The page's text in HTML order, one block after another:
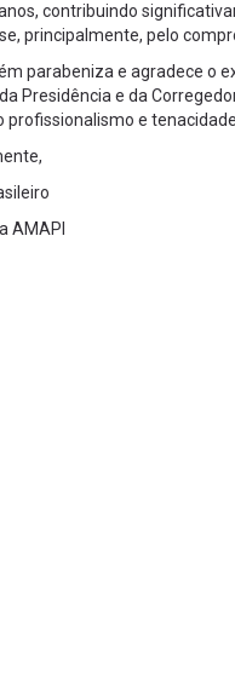
contribuindo
principalmente, pelo
parabeniza e agradece o
Presidência e da
profissionalismo e tenacidade.
AMAPI